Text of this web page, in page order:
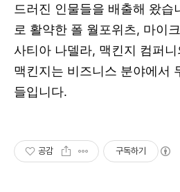
드러진 인물들을 배출해 왔습
로 활약한 폴 월포위츠, 마이
사티아 나델라, 맥킨지 컴퍼
맥킨지는 비즈니스 분야에서
들입니다.
공감 구독하기